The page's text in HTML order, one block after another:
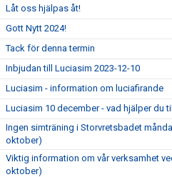
Låt oss hjälpas åt!
Gott Nytt 2024!
Tack för denna termin
Inbjudan till Luciasim 2023-12-10
Luciasim - information om luciafirande
Luciasim 10 december - vad hjälper du
Ingen simträning i Storvretsbadet
oktober)
Viktig information om vår verksamhet
oktober)